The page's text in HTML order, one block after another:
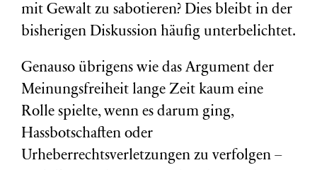
mit Gewalt zu sabotieren? Dies bleibt in der
bisherigen Diskussion häufig unterbelichtet.
Genauso übrigens wie das Argument der
Meinungsfreiheit lange Zeit kaum eine
Rolle spielte, wenn es darum ging,
Hassbotschaften oder
Urheberrechtsverletzungen zu verfolgen –